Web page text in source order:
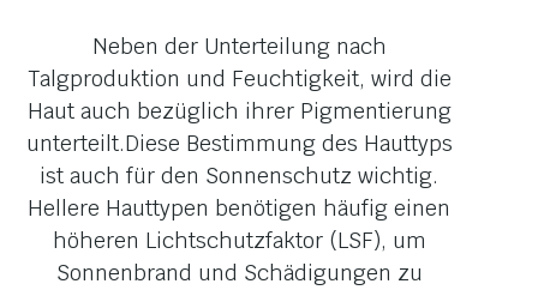
Neben der Unterteilung nach
Talgproduktion und Feuchtigkeit, wird die
Haut auch bezüglich ihrer Pigmentierung
unterteilt.Diese Bestimmung des Hauttyps
ist auch für den Sonnenschutz wichtig.
Hellere Hauttypen benötigen häufig einen
höheren Lichtschutzfaktor (LSF), um
Sonnenbrand und Schädigungen zu